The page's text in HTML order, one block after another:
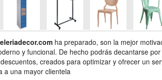
ha preparado, son la mejor
y funcional. De hecho podrás decantarse
creados para optimizar y ofrecer un
a una mayor clientela